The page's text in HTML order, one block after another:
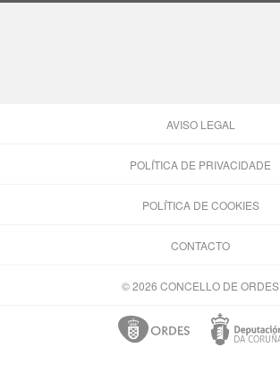
AVISO LEGAL
POLÍTICA DE PRIVACIDADE
POLÍTICA DE COOKIES
CONTACTO
© 2026 CONCELLO DE ORDES